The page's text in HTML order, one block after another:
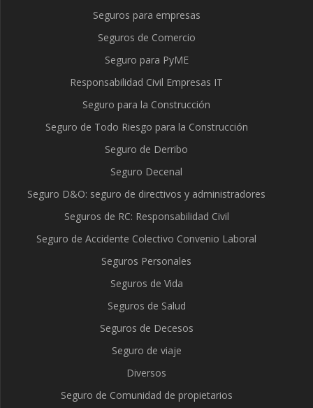
Seguros para empresas
Seguros de Comercio
Seguro para PyME
Responsabilidad Civil Empresas IT
Seguro para la Construcción
Seguro de Todo Riesgo para la Construcción
Seguro de Derribo
Seguro Decenal
Seguro D&O: seguro de directivos y administradores
Seguros de RC: Responsabilidad Civil
Seguro de Accidente Colectivo Convenio Laboral
Seguros Personales
Seguros de Vida
Seguros de Salud
Seguros de Decesos
Seguro de viaje
Diversos
Seguro de Comunidad de propietarios